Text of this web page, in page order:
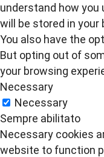
understand how
will be stored in
You also have the
But opting out of
your browsing
Necessary
Necessary
Sempre abilitato
Necessary cookies
website to function